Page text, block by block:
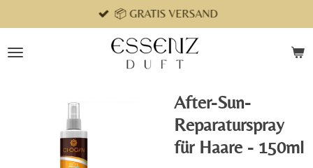
Hauptinhalt
springen
📦 GRATIS VERSAND
After-Sun-
Reparaturspray
für Haare - 150ml